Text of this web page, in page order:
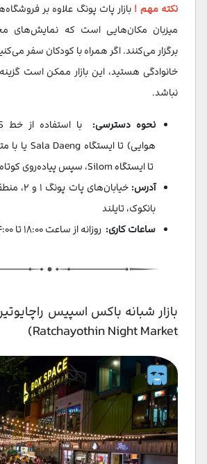
نکته مهم ! بازار پات پونگ علاوه بر
میزبان مکان‌هایی است که نمایش‌های
برگزار می‌کنند. اگر همراه با کودکان سفر
خانوادگی هستید، این بازار ممکن است
نباشد.
نحوه دسترسی:
تا ایستگاه Silom، سپس پیاده‌روی کوتاه تا بازار.
آدرس:
خیابان‌های
بانکوک، تایلند​
ساعات کاری: روزانه از ساعت ۱۸:۰۰ تا ۲۴:۰۰​
Ratchayothin Night Market)